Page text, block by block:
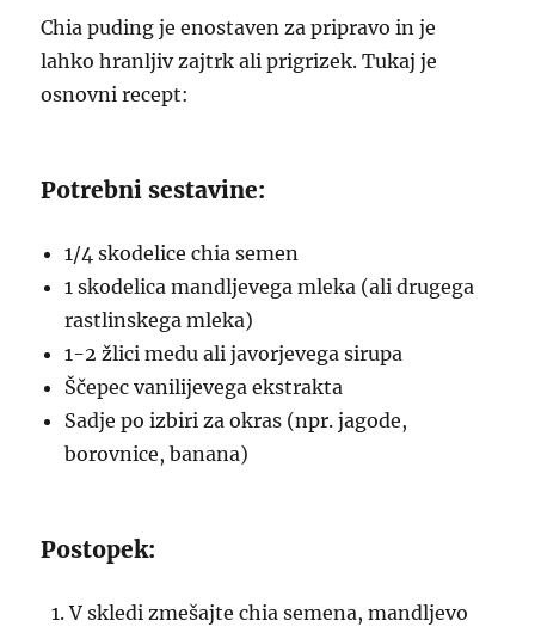
Chia puding je enostaven za pripravo in je
lahko hranljiv zajtrk ali prigrizek. Tukaj je
osnovni recept:
Potrebni sestavine:
1/4 skodelice chia semen
1 skodelica mandljevega mleka (ali drugega
rastlinskega mleka)
1-2 žlici medu ali javorjevega sirupa
Ščepec vanilijevega ekstrakta
Sadje po izbiri za okras (npr. jagode,
borovnice, banana)
Postopek:
V skledi zmešajte chia semena, mandljevo